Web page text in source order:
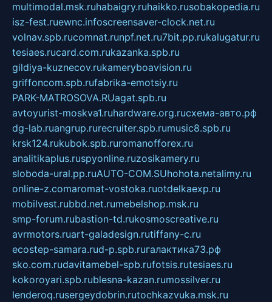
multimodal.msk.ruhabaigry.ruhaikko.rusobakopedia.ru
isz-fest.ruewnc.infoscreensaver-clock.net.ru
volnav.spb.rucomnat.runpf.net.ru7bit.pp.rukalugatur.ru
tesiaes.rucard.com.rukazanka.spb.ru
gildiya-kuznecov.rukameryboavision.ru
griffoncom.spb.rufabrika-emotsiy.ru
PARK-MATROSOVA.RUagat.spb.ru
avtoyurist-moskva1.ruhardware.org.ruсхема-авто.рф
dg-lab.ruangrup.rurecruiter.spb.rumusic8.spb.ru
krsk124.rukubok.spb.ruromanofforex.ru
analitikaplus.ruspyonline.ruzosikamery.ru
sloboda-ural.pp.ruAUTO-COM.SUhohota.netalimy.ru
online-z.comaromat-vostoka.ruotdelkaexp.ru
mobilvest.rubbd.net.rumebelshop.msk.ru
smp-forum.rubastion-td.rukosmoscreative.ru
avrmotors.ruart-galadesign.rutiffany-c.ru
ecostep-samara.rud-p.spb.ruгалактика73.рф
sko.com.rudavitamebel-spb.rufotsis.rutesiaes.ru
kokoroyari.spb.rublesna-kazan.rumossilver.ru
lenderoq.rusergeydobrin.rutochkazvuka.msk.ru